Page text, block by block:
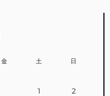
金 土 日
1 2